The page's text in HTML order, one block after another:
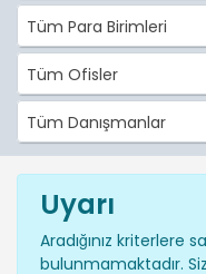
Tüm Para Birimleri
Tüm Ofisler
Tüm Danışmanlar
Uyarı
Aradığınız kriterlere
bulunmamaktadır.